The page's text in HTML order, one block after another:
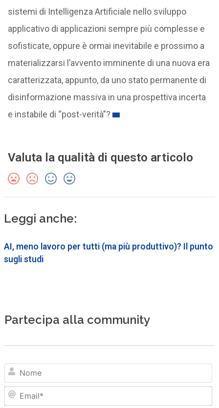
sistemi di Intelligenza Artificiale nello sviluppo
applicativo di applicazioni sempre più complesse e
sofisticate, oppure è ormai inevitabile e prossimo a
materializzarsi l’avvento imminente di una nuova era
caratterizzata, appunto, da uno stato permanente di
disinformazione massiva in una prospettiva incerta
e instabile di “post-verità”?
Valuta la qualità di questo articolo
Leggi anche:
AI, meno lavoro per tutti (ma più produttivo)? Il punto
sugli studi
Partecipa alla community